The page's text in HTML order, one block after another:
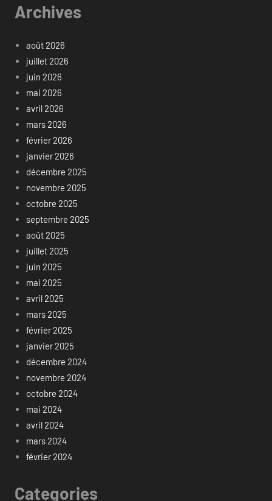
Archives
août 2026
juillet 2026
juin 2026
mai 2026
avril 2026
mars 2026
février 2026
janvier 2026
décembre 2025
novembre 2025
octobre 2025
septembre 2025
août 2025
juillet 2025
juin 2025
mai 2025
avril 2025
mars 2025
février 2025
janvier 2025
décembre 2024
novembre 2024
octobre 2024
mai 2024
avril 2024
mars 2024
février 2024
Categories